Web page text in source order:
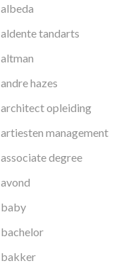
albeda
aldente tandarts
altman
andre hazes
architect opleiding
artiesten management
associate degree
avond
baby
bachelor
bakker